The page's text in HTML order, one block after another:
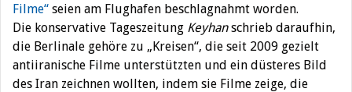
Filme“ seien am Flughafen beschlagnahmt worden.
Die konservative Tageszeitung Keyhanschrieb daraufhin,
die Berlinale gehöre zu „Kreisen“, die seit 2009 gezielt
antiiranische Filme unterstützten und ein düsteres Bild
des Iran zeichnen wollten, indem sie Filme zeige, die